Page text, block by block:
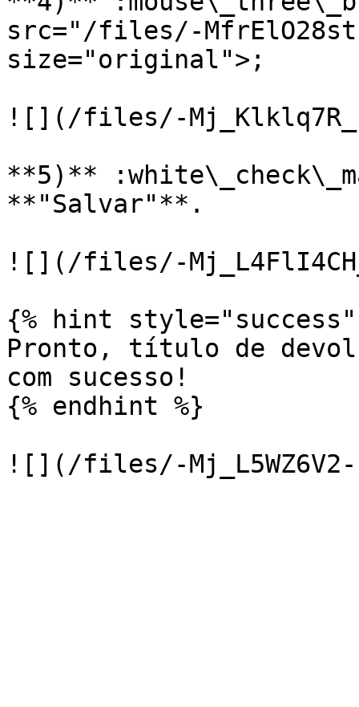
src="/files/-
size="original">;
![](/files/-
**5)**
**"Salvar"**.
![](/files/-
{% hint style="success"
Pronto, título de
com sucesso!
{% endhint %}